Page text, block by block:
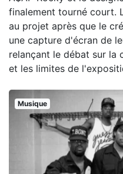
finalement tourné court.
au projet après que le
une capture d'écran de
relançant le débat sur la
et les limites de
Musique